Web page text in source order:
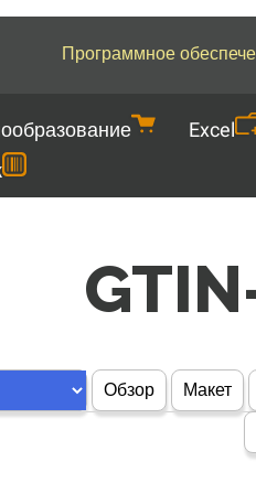
Программное
Excel
Обзор Макет